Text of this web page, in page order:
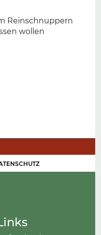
Reinschnuppern
wollen